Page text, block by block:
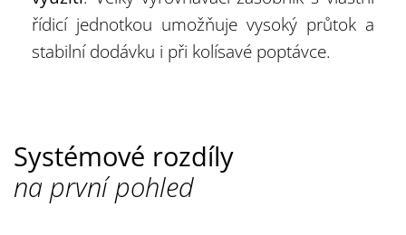
řídicí jednotkou umožňuje vysoký průtok a
stabilní dodávku i při kolísavé poptávce.
Systémové rozdíly
na první pohled